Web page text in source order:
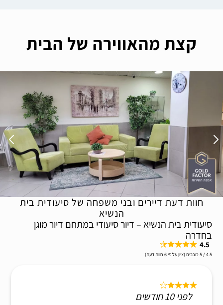
קצת מהאווירה של הבית
חוות דעת דיירים ובני משפחה של סיעודית בית
הנשיא
סיעודית בית הנשיא – דיור סיעודי במתחם דיור מוגן
בחדרה
4.5
4.5 / 5 כוכבים (ציון על פי 6 חוות דעת)
לפני 10 חודשים